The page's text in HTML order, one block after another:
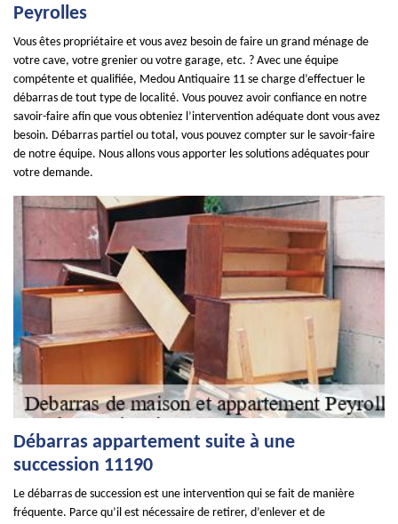
Peyrolles
Vous êtes propriétaire et vous avez besoin de faire un grand ménage de
votre cave, votre grenier ou votre garage, etc. ? Avec une équipe
compétente et qualifiée, Medou Antiquaire 11 se charge d’effectuer le
débarras de tout type de localité. Vous pouvez avoir confiance en notre
savoir-faire afin que vous obteniez l’intervention adéquate dont vous avez
besoin. Débarras partiel ou total, vous pouvez compter sur le savoir-faire
de notre équipe. Nous allons vous apporter les solutions adéquates pour
votre demande.
Débarras appartement suite à une
succession 11190
Le débarras de succession est une intervention qui se fait de manière
fréquente. Parce qu’il est nécessaire de retirer, d’enlever et de